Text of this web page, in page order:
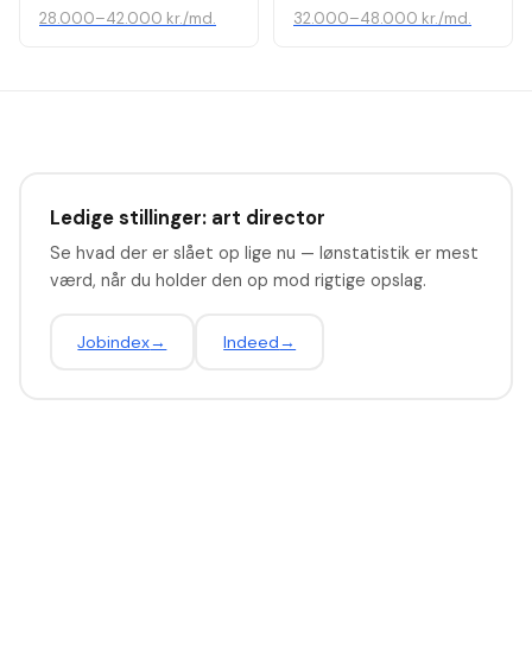
28.000–42.000 kr./md. 32.000–48.000 kr./md.
Ledige stillinger: art director
Se hvad der er slået op lige nu — lønstatistik er mest
værd, når du holder den op mod rigtige opslag.
Jobindex→ Indeed→